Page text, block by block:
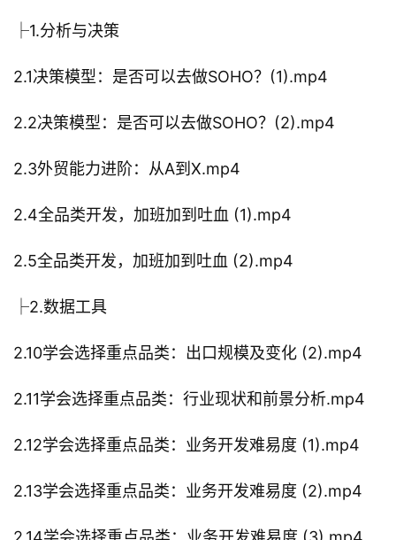
├1.分析与决策
2.1决策模型：是否可以去做SOHO？(1).mp4
2.2决策模型：是否可以去做SOHO？(2).mp4
2.3外贸能力进阶：从A到X.mp4
2.4全品类开发，加班加到吐血 (1).mp4
2.5全品类开发，加班加到吐血 (2).mp4
├2.数据工具
2.10学会选择重点品类：出口规模及变化 (2).mp4
2.11学会选择重点品类：行业现状和前景分析.mp4
2.12学会选择重点品类：业务开发难易度 (1).mp4
2.13学会选择重点品类：业务开发难易度 (2).mp4